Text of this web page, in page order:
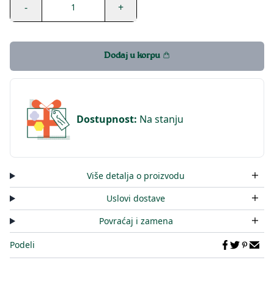
- 1 +
Dodaj u korpu
Dostupnost: Na stanju
Više detalja o proizvodu
Uslovi dostave
Povraćaj i zamena
Podeli